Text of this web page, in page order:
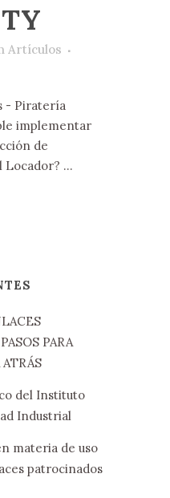
Artículos
- Piratería
implementar
de
Locador? ...
PARA
del Instituto
Industrial
materia de uso
patrocinados